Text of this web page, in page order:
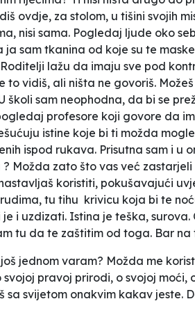
ovdje, za stolom, u tišini svojih
nisi sama. Pogledaj ljude oko
ja sam tkanina od koje su te
lažu da imaju sve pod
to vidiš, ali ništa ne govoriš.
školi sam neophodna, da bi se
profesore koji govore da
istine koje bi ti možda
ispod rukava. Prisutna sam i
Možda zato što vas već
koristiti, pokušavajući
tu tihu krivicu koja bi te
i uzdizati. Istina je teška,
tu da te zaštitim od toga. Bar
jednom varam? Možda me
pravoj prirodi, o svojoj
sa svijetom onakvim kakav